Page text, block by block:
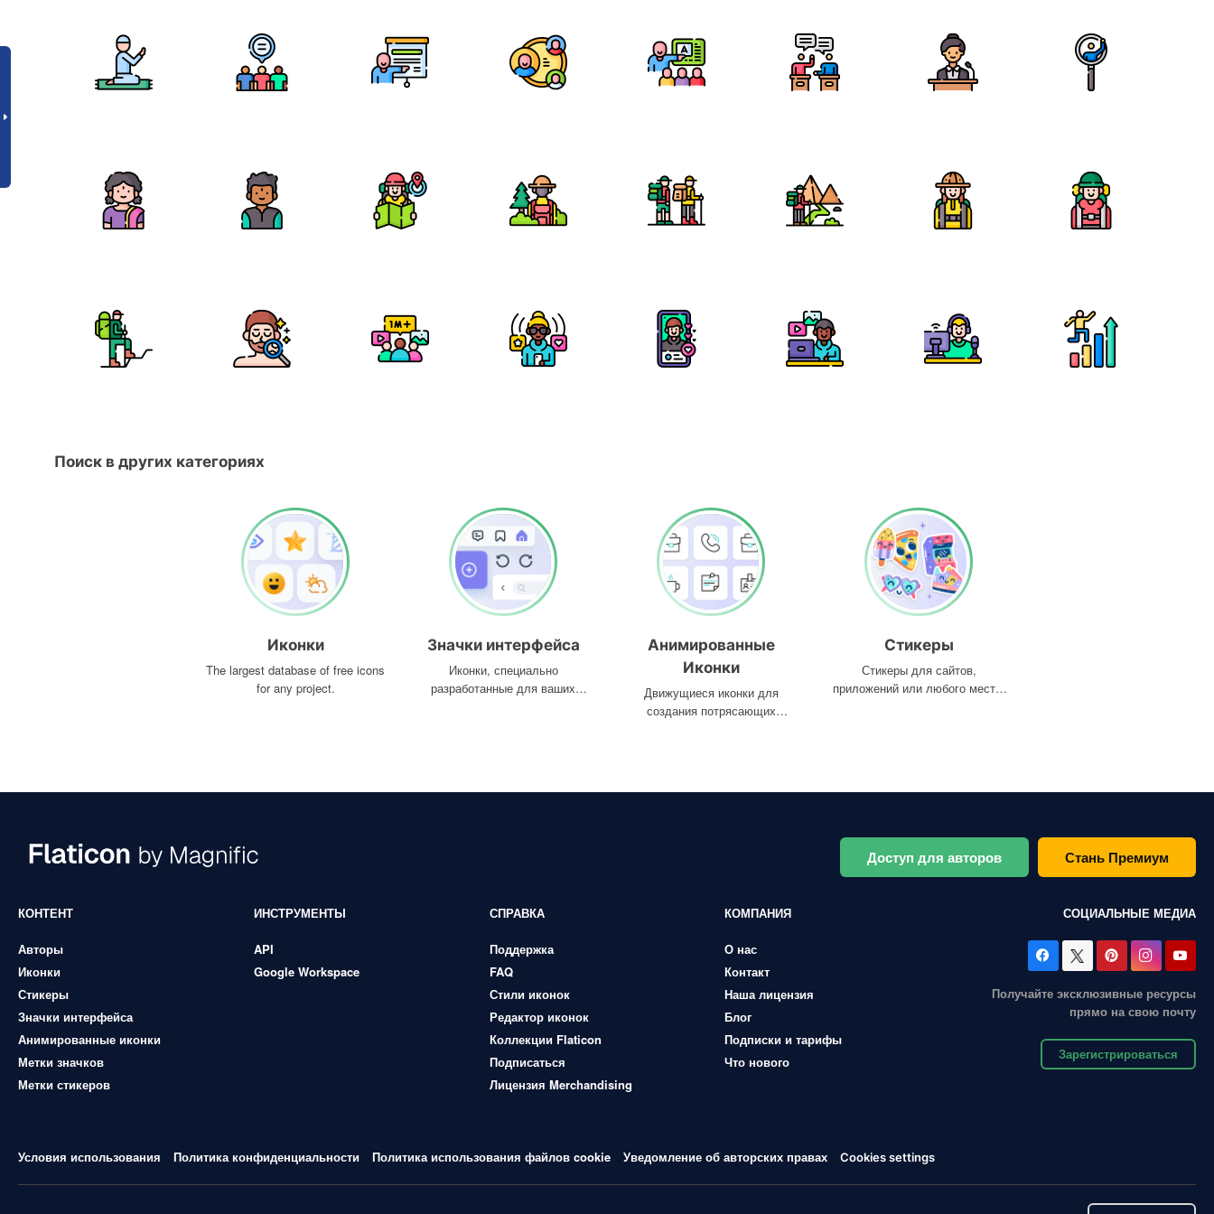
Поиск в других категориях
Иконки
The largest database of free icons
for any project.
Значки интерфейса
Иконки, специально
разработанные для ваших
Анимированные
Иконки
Движущиеся иконки для
создания потрясающих
Стикеры
Стикеры для сайтов,
приложений или любого места,
Доступ для авторов Стань Премиум
КОНТЕНТ
Авторы
Иконки
Стикеры
Значки интерфейса
Анимированные иконки
Метки значков
Метки стикеров
ИНСТРУМЕНТЫ
API
Google Workspace
СПРАВКА
Поддержка
FAQ
Стили иконок
Редактор иконок
Коллекции Flaticon
Подписаться
Лицензия Merchandising
КОМПАНИЯ
О нас
Контакт
Наша лицензия
Блог
Подписки и тарифы
Что нового
СОЦИАЛЬНЫЕ МЕДИА
Получайте эксклюзивные ресурсы
прямо на свою почту
Зарегистрироваться
Условия использования Политика конфиденциальности Политика использования файлов cookie Уведомление об авторских правах Cookies settings